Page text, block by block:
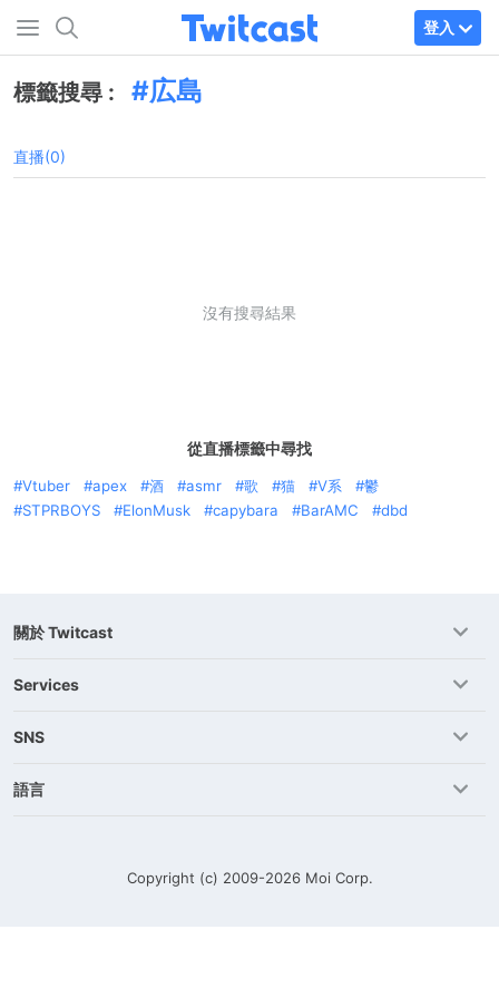
登入
標籤搜尋 : 広島
直播(0)
沒有搜尋結果
從直播標籤中尋找
Vtuber apex 酒 asmr 歌 猫 V系
鬱
STPRBOYS
ElonMusk capybara BarAMC dbd
關於 Twitcast
Services
SNS
語言
Copyright (c) 2009-2026 Moi Corp.